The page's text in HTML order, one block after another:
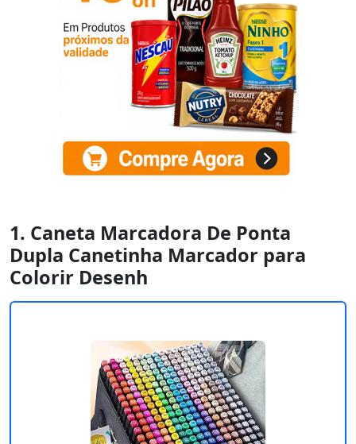
1. Caneta Marcadora De Ponta
Dupla Canetinha Marcador para
Colorir Desenh